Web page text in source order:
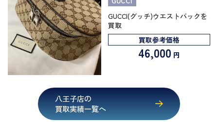
GUCCI(グッチ)ウエストバックを
買取
買取参考価格
46,000 円
八王子店の
買取実績一覧へ